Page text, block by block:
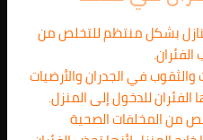
بشكل منتظم للتخلص من
الفئران.
في الجدران والأرضيات
للدخول إلى المنزل.
من المخلفات الصحية